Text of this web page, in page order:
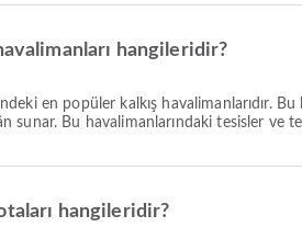
hangileridir?
en popüler kalkış havalimanlarıdır.
sunar. Bu havalimanlarındaki tesisler ve
hangileridir?